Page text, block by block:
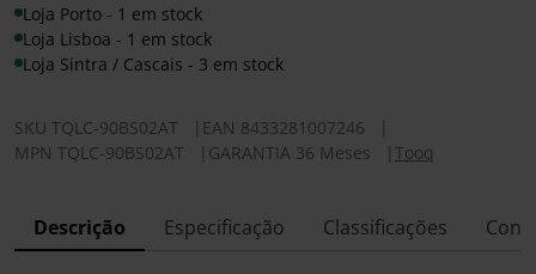
Loja Porto - 1 em stock
Loja Lisboa - 1 em stock
Loja Sintra / Cascais - 3 em stock
SKU TQLC-90BS02AT EAN 8433281007246
MPN TQLC-90BS02AT GARANTIA 36 Meses Tooq
Descrição Especificação Classificações